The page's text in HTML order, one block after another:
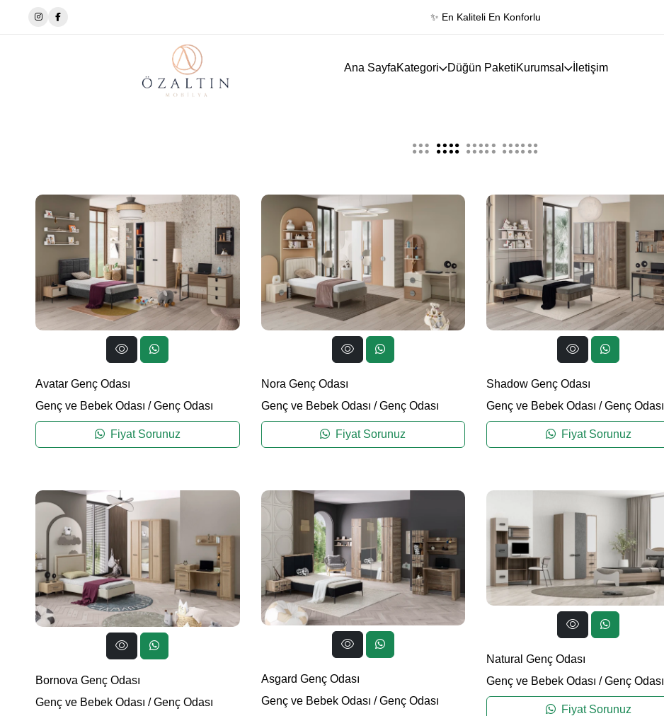
✨ En Kaliteli En Konforlu
Ana SayfaKategori Düğün PaketiKurumsal İletişim
Avatar Genç Odası
Genç ve Bebek Odası /Genç Odası
Fiyat Sorunuz
Nora Genç Odası
Genç ve Bebek Odası /Genç Odası
Fiyat Sorunuz
Shadow Genç Odası
Genç ve Bebek Odası /Genç Odası
Fiyat Sorunuz
Bornova Genç Odası
Genç ve Bebek Odası /Genç Odası
Asgard Genç Odası
Genç ve Bebek Odası /Genç Odası
Natural Genç Odası
Genç ve Bebek Odası /Genç Odası
Fiyat Sorunuz